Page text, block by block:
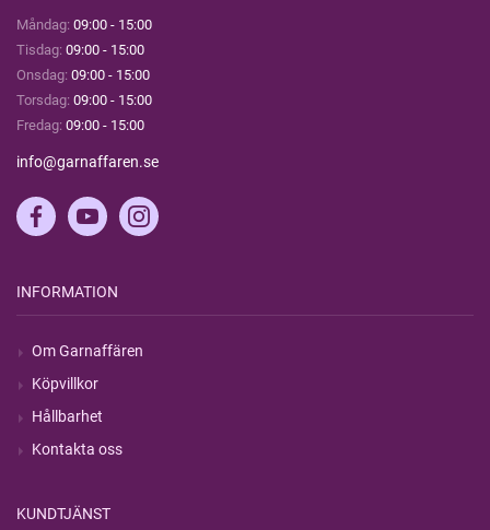
Måndag: 09:00 - 15:00
Tisdag: 09:00 - 15:00
Onsdag: 09:00 - 15:00
Torsdag: 09:00 - 15:00
Fredag: 09:00 - 15:00
info@garnaffaren.se
INFORMATION
Om Garnaffären
Köpvillkor
Hållbarhet
Kontakta oss
KUNDTJÄNST